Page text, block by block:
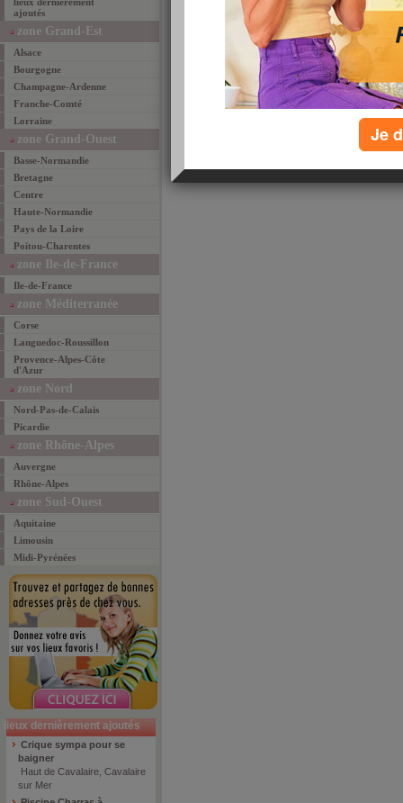
ajoutés
zone Grand-Est
Alsace
Bourgogne
Champagne-Ardenne
Franche-Comté
Lorraine
zone Grand-Ouest
Basse-Normandie
Bretagne
Centre
Haute-Normandie
Pays de la Loire
Poitou-Charentes
zone Ile-de-France
Ile-de-France
zone Méditerranée
Corse
Languedoc-Roussillon
Provence-Alpes-Côte
d'Azur
zone Nord
Nord-Pas-de-Calais
Picardie
zone Rhône-Alpes
Auvergne
Rhône-Alpes
zone Sud-Ouest
Aquitaine
Limousin
Midi-Pyrénées
lieux dernièrement ajoutés
Crique sympa pour se
baigner
Haut de Cavalaire, Cavalaire
sur Mer
favoris
Je